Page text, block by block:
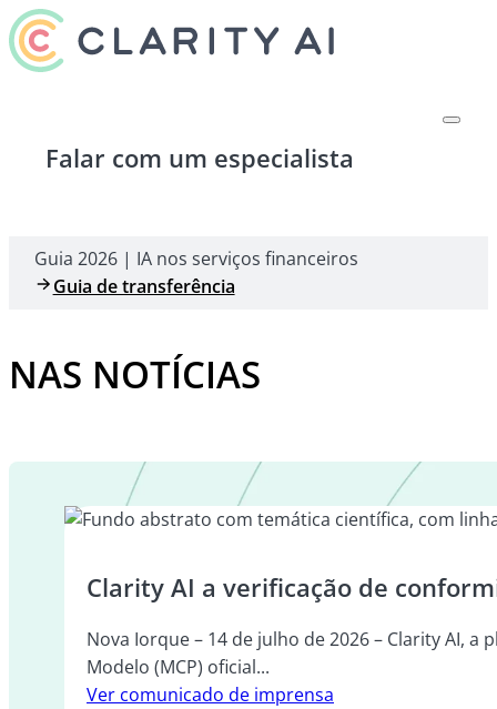
Falar com um especialista
Guia 2026 | IA nos serviços financeiros
Guia de transferência
NAS NOTÍCIAS
Clarity AI a verificação de
Nova Iorque – 14 de julho de 2026 – Clarity AI,
Modelo (MCP) oficial...
Ver comunicado de imprensa